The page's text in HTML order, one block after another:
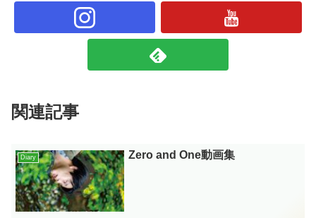
関連記事
Diary Zero and One動画集